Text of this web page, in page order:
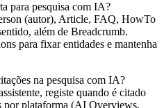
para pesquisa com IA?
(autor), Article, FAQ, HowTo
além de Breadcrumb.
para fixar entidades e mantenha
na pesquisa com IA?
registe quando é citado
por plataforma (AI Overviews,